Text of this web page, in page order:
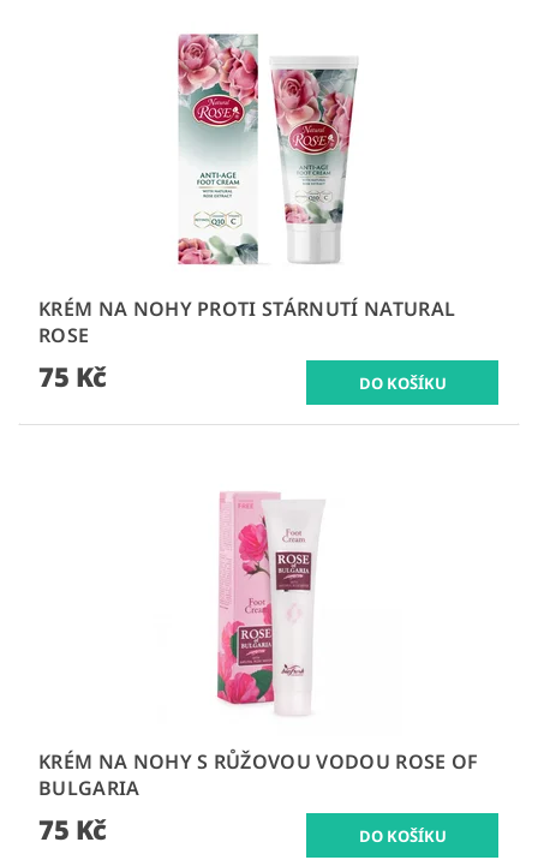
KRÉM NA NOHY PROTI STÁRNUTÍ NATURAL
ROSE
75 Kč
KRÉM NA NOHY S RŮŽOVOU VODOU ROSE OF
BULGARIA
75 Kč